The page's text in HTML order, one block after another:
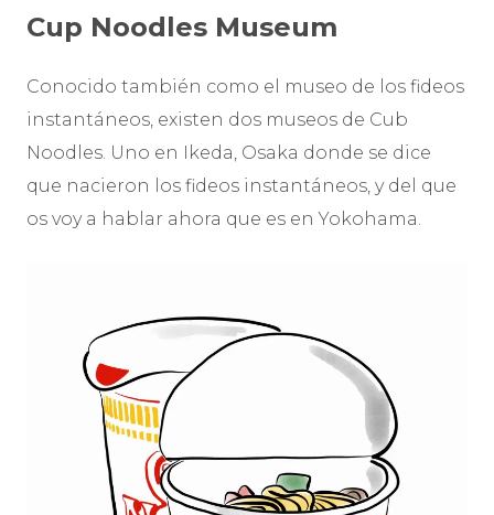
Cup Noodles Museum
Conocido también como el museo de los fideos
instantáneos, existen dos museos de Cub
Noodles. Uno en Ikeda, Osaka donde se dice
que nacieron los fideos instantáneos, y del que
os voy a hablar ahora que es en Yokohama.